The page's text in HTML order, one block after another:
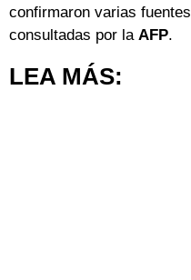
confirmaron varias
consultadas por la AFP.
LEA MÁS: